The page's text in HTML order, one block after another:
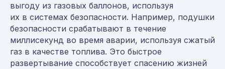
выгоду из газовых баллонов, используя
их в системах безопасности. Например, подушки
безопасности срабатывают в течение
миллисекунд во время аварии, используя сжатый
газ в качестве топлива. Это быстрое
развертывание способствует спасению жизней